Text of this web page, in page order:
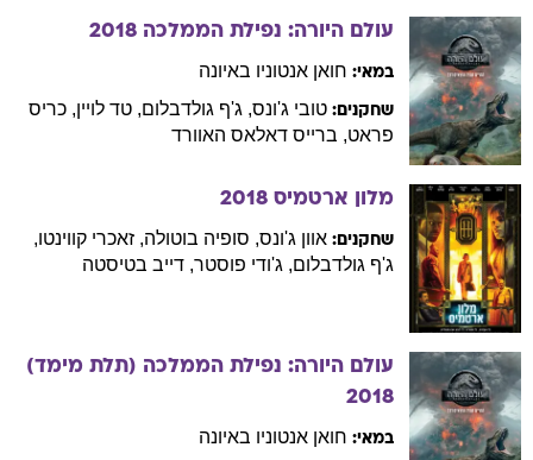
עולם היורה: נפילת הממלכה 2018
במאי: חואן אנטוניו באיונה
שחקנים: טובי ג'ונס, ג'ף גולדבלום, טד לויין, כריס
פראט, ברייס דאלאס האוורד
מלון ארטמיס 2018
שחקנים: אוון ג'ונס, סופיה בוטולה, זאכרי קווינטו,
ג'ף גולדבלום, ג'ודי פוסטר, דייב בטיסטה
עולם היורה: נפילת הממלכה (תלת מימד)
2018
במאי: חואן אנטוניו באיונה